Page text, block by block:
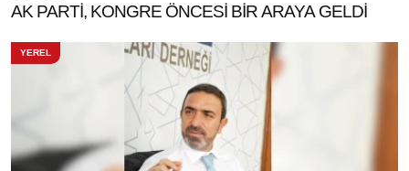
AK PARTİ, KONGRE ÖNCESİ BİR ARAYA GELDİ
YEREL